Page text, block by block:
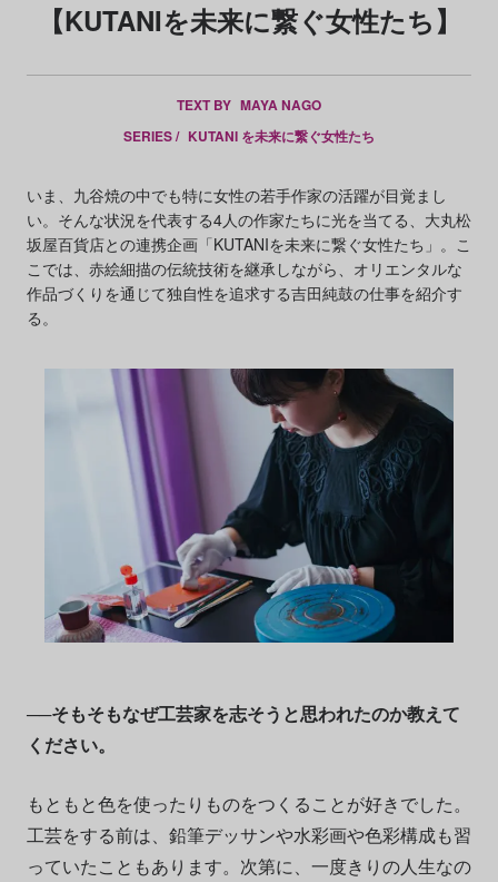
【KUTANIを未来に繋ぐ女性たち】
TEXT BY MAYA NAGO
SERIES / KUTANI を未来に繋ぐ女性たち
いま、九谷焼の中でも特に女性の若手作家の活躍が目覚まし
い。そんな状況を代表する4人の作家たちに光を当てる、大丸松
坂屋百貨店との連携企画「KUTANIを未来に繋ぐ女性たち」。こ
こでは、赤絵細描の伝統技術を継承しながら、オリエンタルな
作品づくりを通じて独自性を追求する吉田純鼓の仕事を紹介す
る。
──そもそもなぜ工芸家を志そうと思われたのか教えて
ください。
もともと色を使ったりものをつくることが好きでした。
工芸をする前は、鉛筆デッサンや水彩画や色彩構成も習
っていたこともあります。次第に、一度きりの人生なの